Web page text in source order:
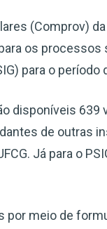
(Comprov)
os
para o período
disponíveis 639
de outras
Já para o
meio de